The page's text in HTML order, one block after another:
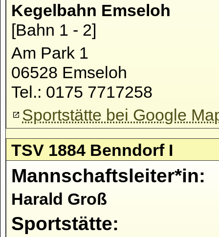
Kegelbahn Emseloh
[Bahn 1 - 2]
Am Park 1
06528 Emseloh
Tel.: 0175 7717258
Sportstätte bei Google
TSV 1884 Benndorf I
Mannschaftsleiter*in:
Harald Groß
Sportstätte: